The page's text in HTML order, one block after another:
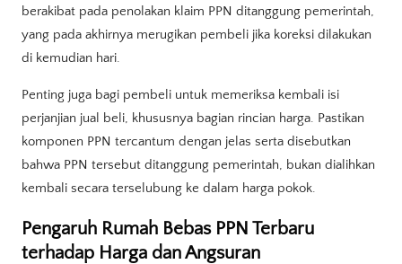
berakibat pada penolakan klaim PPN ditanggung pemerintah,
yang pada akhirnya merugikan pembeli jika koreksi dilakukan
di kemudian hari.
Penting juga bagi pembeli untuk memeriksa kembali isi
perjanjian jual beli, khususnya bagian rincian harga. Pastikan
komponen PPN tercantum dengan jelas serta disebutkan
bahwa PPN tersebut ditanggung pemerintah, bukan dialihkan
kembali secara terselubung ke dalam harga pokok.
Pengaruh Rumah Bebas PPN Terbaru
terhadap Harga dan Angsuran